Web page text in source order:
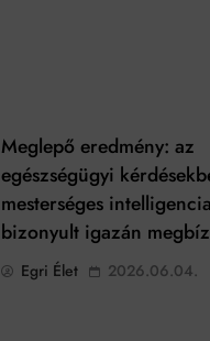
Meglepő eredmény: az
egészségügyi
mesterséges
bizonyult igazán
Egri Élet 2026.06.04.